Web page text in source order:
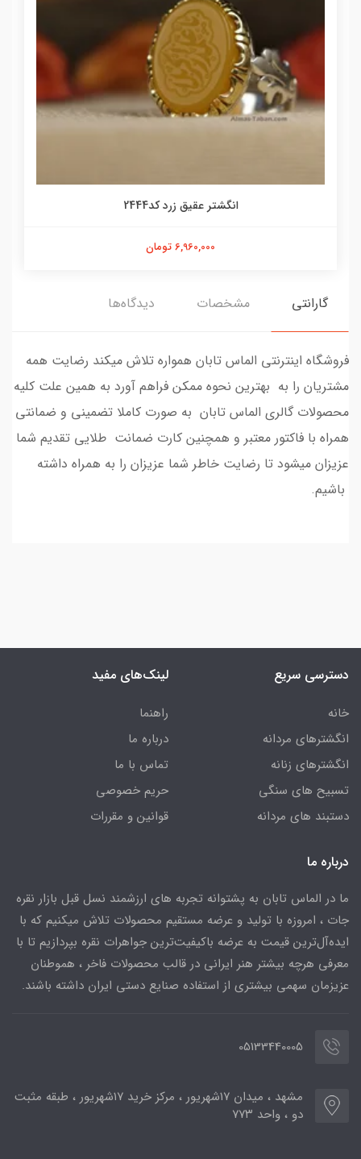
انگشتر عقیق زرد کد2444
6,960,000 تومان
گارانتی مشخصات دیدگاه‌ها
فروشگاه اینترنتی الماس تابان همواره تلاش میکند رضایت همه
مشتریان را به بهترین نحوه ممکن فراهم آورد به همین علت کلیه
محصولات گالری الماس تابان به صورت کاملا تضمینی و ضمانتی
همراه با فاکتور معتبر و همچنین کارت ضمانت طلایی تقدیم شما
عزیزان میشود تا رضایت خاطر شما عزیزان را به همراه داشته
باشیم.
دسترسی سریع
خانه
انگشترهای مردانه
انگشترهای زنانه
تسبیح های سنگی
دستبند های مردانه
لینک‌های مفید
راهنما
درباره ما
تماس با ما
حریم خصوصی
قوانین و مقررات
درباره ما
ما در الماس تابان به پشتوانه تجربه های ارزشمند نسل قبل بازار نقره
جات ، امروزه با تولید و عرضه مستقیم محصولات تلاش میکنیم که با
ایده‌آل‌ترین قیمت به عرضه باکیفیت‌ترین جواهرات نقره بپردازیم تا با
معرفی هرچه بیشتر هنر ایرانی در قالب محصولات فاخر ، هموطنان
عزیزمان سهمی بیشتری از استفاده صنایع دستی ایران داشته باشند.
05133440005
مشهد ، میدان ۱۷شهریور ، مرکز خرید ۱۷شهریور ، طبقه مثبت
دو ، واحد ۷۷۳